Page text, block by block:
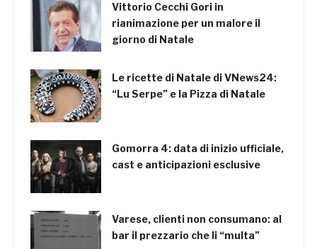
Vittorio Cecchi Gori in
rianimazione per un malore il
giorno di Natale
Le ricette di Natale di VNews24:
“Lu Serpe” e la Pizza di Natale
Gomorra 4: data di inizio ufficiale,
cast e anticipazioni esclusive
Varese, clienti non consumano: al
bar il prezzario che li “multa”